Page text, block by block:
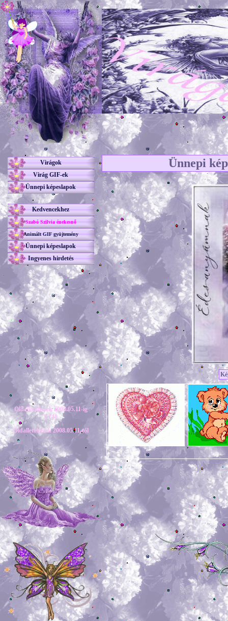
Virágok
Virág GIF-ek
Ünnepi képeslapok
Kedvencekhez
Szabó Szilvia énekesnő
Animált GIF gyüjtemény
Ünnepi képeslapok
Ingyenes hirdetés
Oldalletöltések 2008.05.11-ig
3 140
Oldalletöltések 2008.05.11-től
Ünnepi